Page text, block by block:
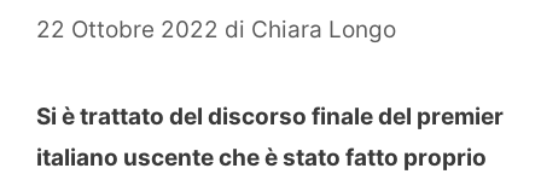
22 Ottobre 2022 di Chiara Longo
Si è trattato del discorso finale del premier
italiano uscente che è stato fatto proprio